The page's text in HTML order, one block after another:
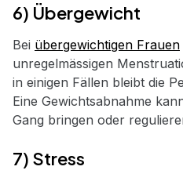
6) Übergewicht
Bei übergewichtigen Frauen
unregelmässigen
in einigen Fällen bleibt die
Eine Gewichtsabnahme
Gang bringen oder
7) Stress